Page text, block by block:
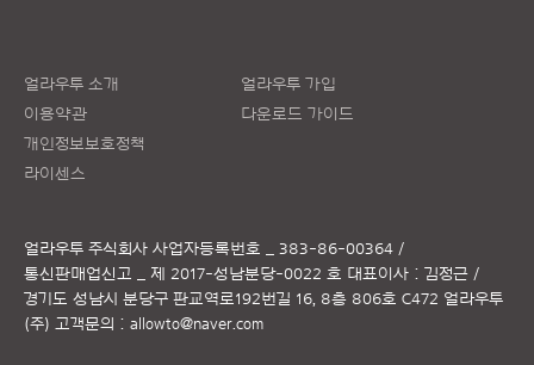
얼라우투 소개
이용약관
개인정보보호정책
라이센스
얼라우투 가입
다운로드 가이드
얼라우투 주식회사 사업자등록번호 _ 383-86-00364 /
통신판매업신고 _ 제 2017-성남분당-0022 호 대표이사 : 김정근 /
경기도 성남시 분당구 판교역로192번길 16, 8층 806호 C472 얼라우투
(주) 고객문의 : allowto@naver.com